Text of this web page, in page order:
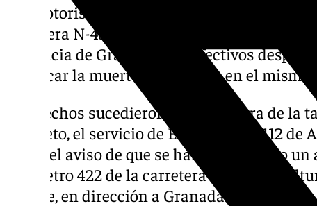
Un motorista de 51 años ha muerto en un
carretera N-432 a la altura del municipio de
provincia de Granada. Los efectivos
certificar la muerte del hombre en el mismo
Los hechos sucedieron a última hora de la
concreto, el servicio de Emergencias 112
horas el aviso de que se había producido
kilómetro 422 de la carretera N-432, a la
Puente, en dirección a Granada.